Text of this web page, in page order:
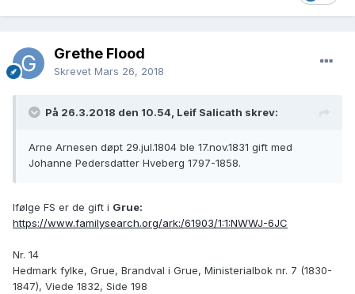
Grethe Flood
Skrevet Mars 26, 2018
På 26.3.2018 den 10.54, Leif Salicath skrev:
Arne Arnesen døpt 29.jul.1804 ble 17.nov.1831 gift med
Johanne Pedersdatter Hveberg 1797-1858.
Ifølge FS er de gift i Grue:
https://www.familysearch.org/ark:/61903/1:1:NWWJ-6JC
Nr. 14
Hedmark fylke, Grue, Brandval i Grue, Ministerialbok nr. 7 (1830-
1847), Viede 1832, Side 198